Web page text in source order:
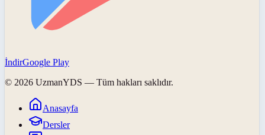
İndirGoogle Play
© 2026 UzmanYDS — Tüm hakları saklıdır.
Anasayfa
Dersler